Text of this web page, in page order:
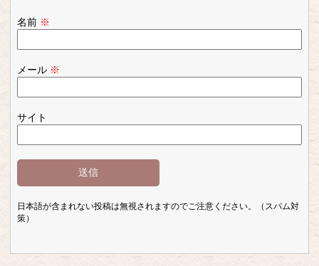
名前 ※
メール ※
サイト
日本語が含まれない投稿は無視されますのでご注意ください。（スパム対
策）